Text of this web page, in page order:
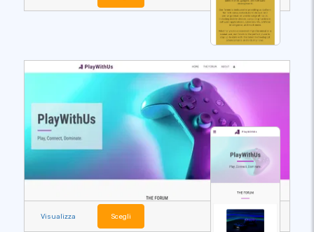
Visualizza Scegli